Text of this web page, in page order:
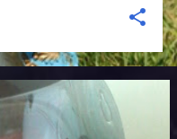
sosok Maria
merupakan hal yang
seni patung Maria
Namun
perawan